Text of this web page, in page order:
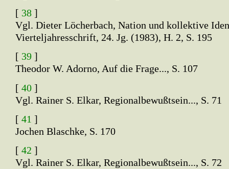
[ 38 ]
Vgl. Dieter Löcherbach, Nation und kollektive
Vierteljahresschrift, 24. Jg. (1983), H. 2, S. 195
[ 39 ]
Theodor W. Adorno, Auf die Frage..., S. 107
[ 40 ]
Vgl. Rainer S. Elkar, Regionalbewußtsein..., S. 71
[ 41 ]
Jochen Blaschke, S. 170
[ 42 ]
Vgl. Rainer S. Elkar, Regionalbewußtsein..., S. 72